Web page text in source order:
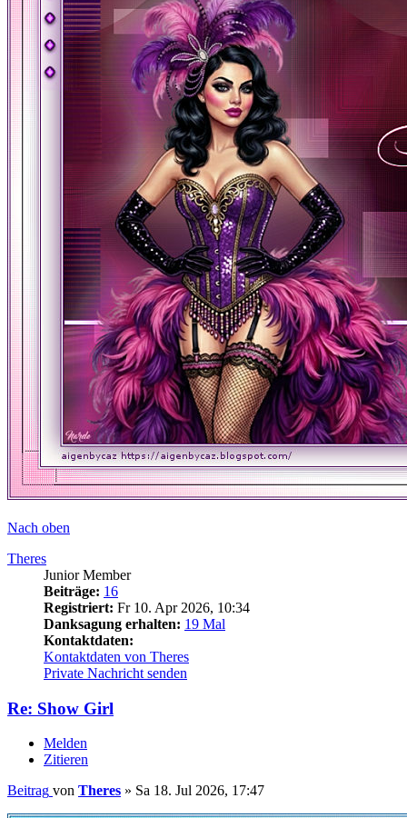
Nach oben
Theres
Junior Member
Beiträge: 16
Registriert: Fr 10. Apr 2026, 10:34
Danksagung erhalten: 19 Mal
Kontaktdaten:
Kontaktdaten von Theres
Private Nachricht senden
Re: Show Girl
Melden
Zitieren
Beitrag von Theres » Sa 18. Jul 2026, 17:47